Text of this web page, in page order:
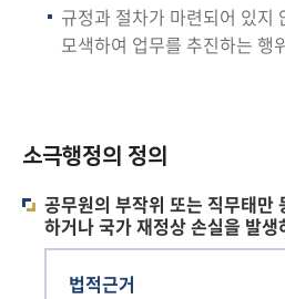
규정과 절차가 마련되어 있지
모색하여 업무를 추진하는 행
소극행정의 정의
공무원의 부작위 또는 직무태만
하거나 국가 재정상 손실을 발생
법적근거